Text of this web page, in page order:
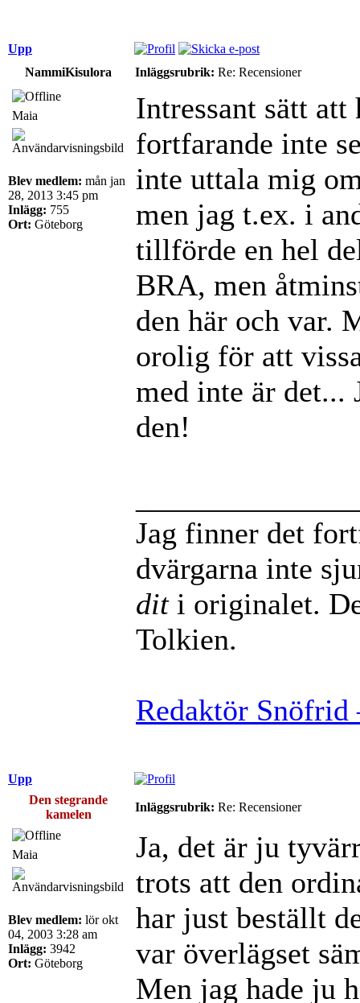
Upp
NammiKisulora
Inläggsrubrik: Re: Recensioner
Maia
Blev medlem: mån jan
28, 2013 3:45 pm
Inlägg: 755
Ort: Göteborg
Intressant sätt
fortfarande inte
inte uttala mig
men jag t.ex. i
tillförde en hel
BRA, men
den här och var.
orolig för att
med inte är det...
den!
Jag finner det
dvärgarna inte
diti originalet.
Tolkien.
Redaktör
Upp
Den stegrande
kamelen
Inläggsrubrik: Re: Recensioner
Maia
Blev medlem: lör okt
04, 2003 3:28 am
Inlägg: 3942
Ort: Göteborg
Ja, det är ju
trots att den
har just beställt
var överlägset
Men jag hade ju